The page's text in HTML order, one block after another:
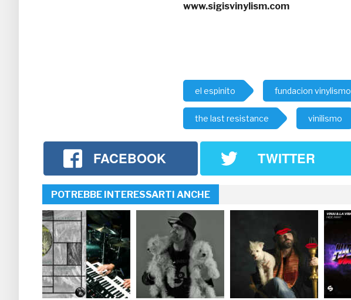
www.sigisvinylism.com
el espinito fundacion vinylismo
the last resistance vinilismo
FACEBOOK TWITTER
POTREBBE INTERESSARTI ANCHE